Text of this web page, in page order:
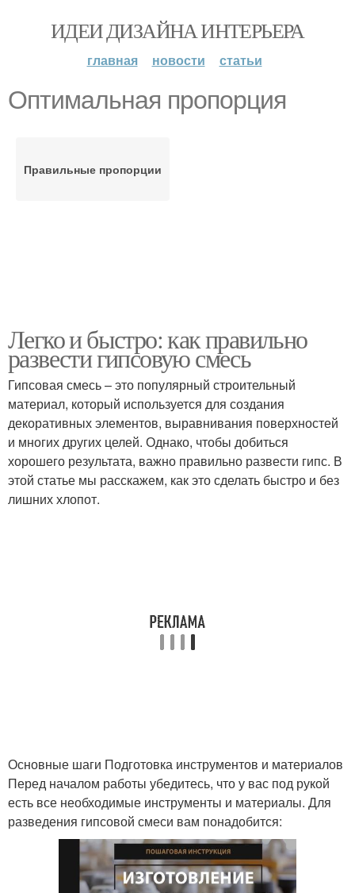
ИДЕИ ДИЗАЙНА ИНТЕРЬЕРА
главная новости статьи
Оптимальная пропорция
Правильные пропорции
Легко и быстро: как правильно
развести гипсовую смесь
Гипсовая смесь – это популярный строительный
материал, который используется для создания
декоративных элементов, выравнивания поверхностей
и многих других целей. Однако, чтобы добиться
хорошего результата, важно правильно развести гипс. В
этой статье мы расскажем, как это сделать быстро и без
лишних хлопот.
Основные шаги Подготовка инструментов и материалов
Перед началом работы убедитесь, что у вас под рукой
есть все необходимые инструменты и материалы. Для
разведения гипсовой смеси вам понадобится: